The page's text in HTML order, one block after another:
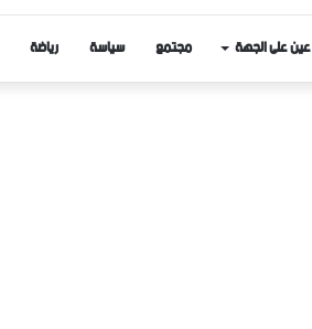
عين على الجهة مجتمع سياسة رياضة